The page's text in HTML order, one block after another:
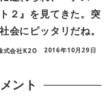
２』を見てきた。突
会にピッタリだね。
式会社K2O 2016年10月29日
ント